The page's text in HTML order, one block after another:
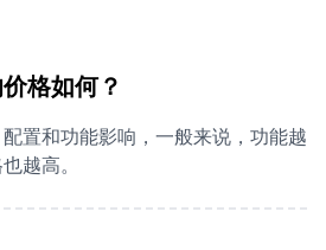
格如何？
置和功能影响，一般来说，功能越
越高。